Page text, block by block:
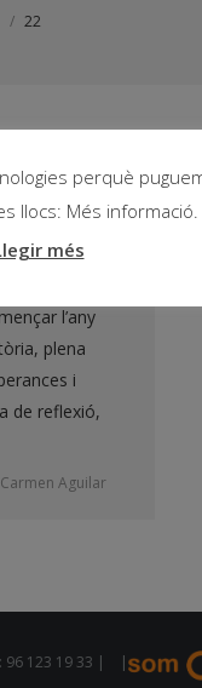
22
molta emoció,
vos que AL
l’any
plena
i
de reflexió,
Aguilar
96 123 19 33 |
|
perquè
llocs: Més informació.
més